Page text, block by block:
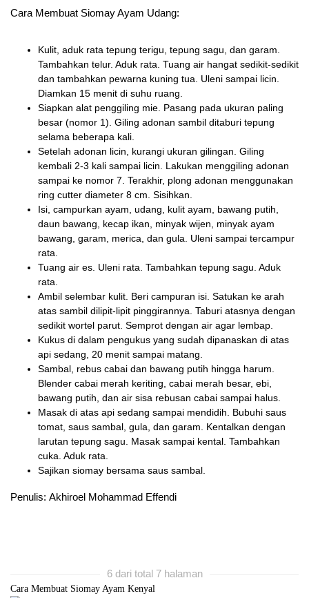
Cara Membuat Siomay Ayam Udang:
Kulit, aduk rata tepung terigu, tepung sagu, dan garam.
Tambahkan telur. Aduk rata. Tuang air hangat sedikit-sedikit
dan tambahkan pewarna kuning tua. Uleni sampai licin.
Diamkan 15 menit di suhu ruang.
Siapkan alat penggiling mie. Pasang pada ukuran paling
besar (nomor 1). Giling adonan sambil ditaburi tepung
selama beberapa kali.
Setelah adonan licin, kurangi ukuran gilingan. Giling
kembali 2-3 kali sampai licin. Lakukan menggiling adonan
sampai ke nomor 7. Terakhir, plong adonan menggunakan
ring cutter diameter 8 cm. Sisihkan.
Isi, campurkan ayam, udang, kulit ayam, bawang putih,
daun bawang, kecap ikan, minyak wijen, minyak ayam
bawang, garam, merica, dan gula. Uleni sampai tercampur
rata.
Tuang air es. Uleni rata. Tambahkan tepung sagu. Aduk
rata.
Ambil selembar kulit. Beri campuran isi. Satukan ke arah
atas sambil dilipit-lipit pinggirannya. Taburi atasnya dengan
sedikit wortel parut. Semprot dengan air agar lembap.
Kukus di dalam pengukus yang sudah dipanaskan di atas
api sedang, 20 menit sampai matang.
Sambal, rebus cabai dan bawang putih hingga harum.
Blender cabai merah keriting, cabai merah besar, ebi,
bawang putih, dan air sisa rebusan cabai sampai halus.
Masak di atas api sedang sampai mendidih. Bubuhi saus
tomat, saus sambal, gula, dan garam. Kentalkan dengan
larutan tepung sagu. Masak sampai kental. Tambahkan
cuka. Aduk rata.
Sajikan siomay bersama saus sambal.
Penulis: Akhiroel Mohammad Effendi
6 dari total 7 halaman
Cara Membuat Siomay Ayam Kenyal